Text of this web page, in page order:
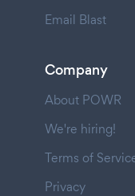
Email Blast
Company
About POWR
We're hiring!
Terms of
Privacy